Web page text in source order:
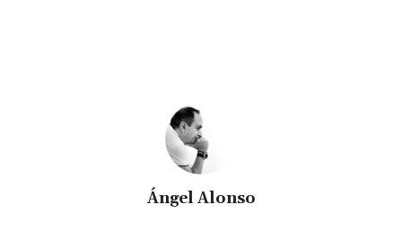
Ángel Alonso